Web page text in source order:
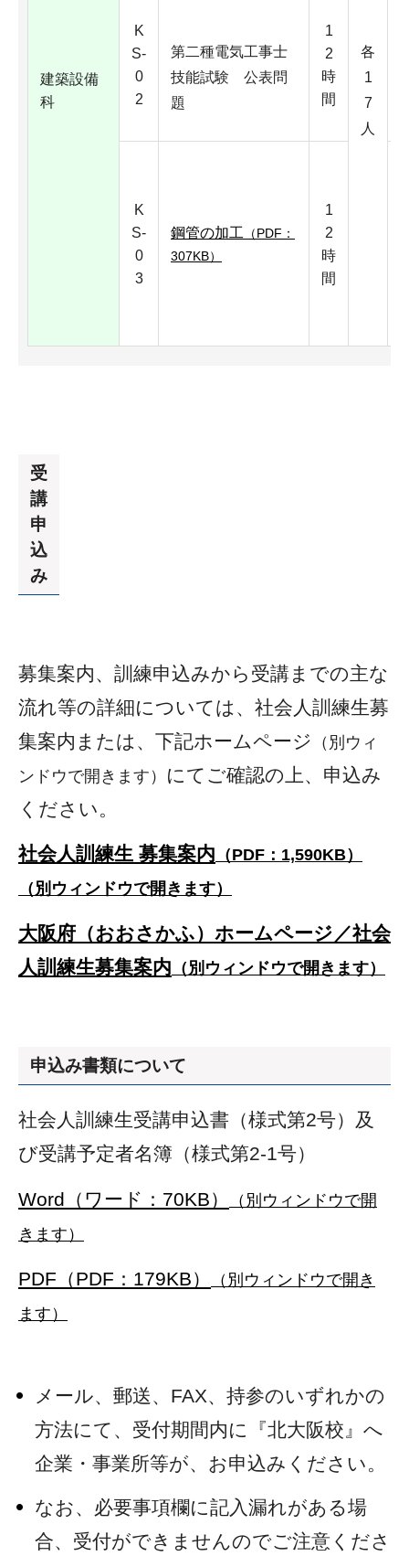
建築設備
科
各
1
7
人
K
S-
0
2
第二種電気工事士
技能試験 公表問
題
1
2
時
間
K
S-
0
3
鋼管の加工 （PDF：
307KB）
1
2
時
間
受
講
申
込
み
募集案内、訓練申込みから受講までの主な
流れ等の詳細については、社会人訓練生募
集案内または、下記ホームページ （別ウィ
ンドウで開きます） にてご確認の上、申込み
ください。
社会人訓練生 募集案内 （PDF：1,590KB）
（別ウィンドウで開きます）
大阪府（おおさかふ）ホームページ／社会
人訓練生募集案内 （別ウィンドウで開きます）
申込み書類について
社会人訓練生受講申込書（様式第2号）及
び受講予定者名簿（様式第2-1号）
Word（ワード：70KB）
（別ウィンドウで開
きます）
PDF（PDF：179KB）
（別ウィンドウで開き
ます）
メール、郵送、FAX、持参のいずれかの
方法にて、受付期間内に『北大阪校』へ
企業・事業所等が、お申込みください。
なお、必要事項欄に記入漏れがある場
合、受付ができませんのでご注意くださ